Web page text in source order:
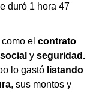
duró 1 hora 47
el contrato
y seguridad.
lo gastó listando
, sus montos y